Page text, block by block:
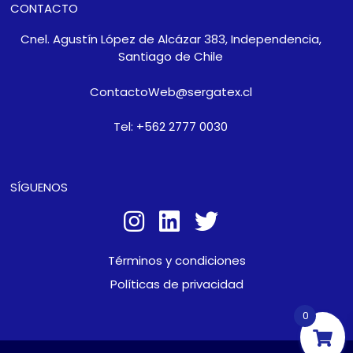
CONTACTO
Cnel. Agustín López de Alcázar 383, Independencia,
Santiago de Chile
ContactoWeb@sergatex.cl
Tel: +562 2777 0030
SÍGUENOS
Términos y condiciones
Políticas de privacidad
0